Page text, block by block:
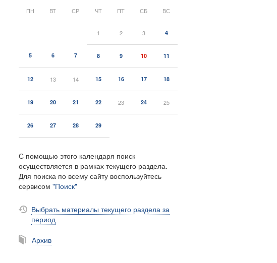
ПН ВТ СР ЧТ ПТ СБ ВС
1 2 3 4
5 6 7 8 9 10 11
12 13 14 15 16 17 18
19 20 21 22 23 24 25
26 27 28 29
С помощью этого календаря поиск
осуществляется в рамках текущего раздела.
Для поиска по всему сайту воспользуйтесь
сервисом "Поиск"
Выбрать материалы текущего раздела за
период
Архив